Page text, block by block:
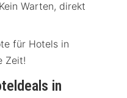
Kein Warten, direkt
für Hotels in
Zeit!
in